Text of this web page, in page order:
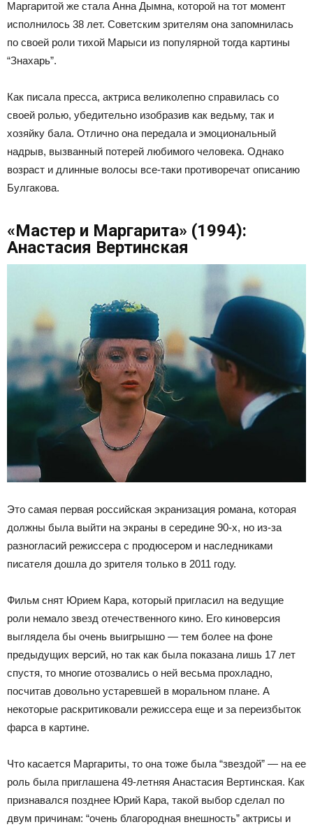
Маргаритой же стала Анна Дымна, которой на тот момент
исполнилось 38 лет. Советским зрителям она запомнилась
по своей роли тихой Марыси из популярной тогда картины
“Знахарь”.
Как писала пресса, актриса великолепно справилась со
своей ролью, убедительно изобразив как ведьму, так и
хозяйку бала. Отлично она передала и эмоциональный
надрыв, вызванный потерей любимого человека. Однако
возраст и длинные волосы все-таки противоречат описанию
Булгакова.
«Мастер и Маргарита» (1994):
Анастасия Вертинская
Это самая первая российская экранизация романа, которая
должны была выйти на экраны в середине 90-х, но из-за
разногласий режиссера с продюсером и наследниками
писателя дошла до зрителя только в 2011 году.
Фильм снят Юрием Кара, который пригласил на ведущие
роли немало звезд отечественного кино. Его киноверсия
выглядела бы очень выигрышно — тем более на фоне
предыдущих версий, но так как была показана лишь 17 лет
спустя, то многие отозвались о ней весьма прохладно,
посчитав довольно устаревшей в моральном плане. А
некоторые раскритиковали режиссера еще и за переизбыток
фарса в картине.
Что касается Маргариты, то она тоже была “звездой” — на ее
роль была приглашена 49-летняя Анастасия Вертинская. Как
признавался позднее Юрий Кара, такой выбор сделал по
двум причинам: “очень благородная внешность” актрисы и